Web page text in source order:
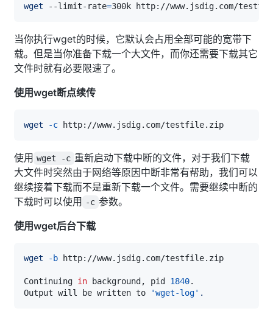
wget --limit-rate=
当你执行wget的时候，它默认会占用全部可能的宽带下
载。但是当你准备下载一个大文件，而你还需要下载其它
文件时就有必要限速了。
使用wget断点续传
wget -c
使用 wget -c 重新启动下载中断的文件，对于我们下载
大文件时突然由于网络等原因中断非常有帮助，我们可以
继续接着下载而不是重新下载一个文件。需要继续中断的
下载时可以使用 -c 参数。
使用wget后台下载
wget -b
Continuing in background, pid 1840
Output will be written to
'wget-log' .